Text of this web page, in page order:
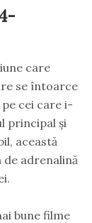
care
se întoarce
cei care i-
principal și
această
de adrenalină
bune filme